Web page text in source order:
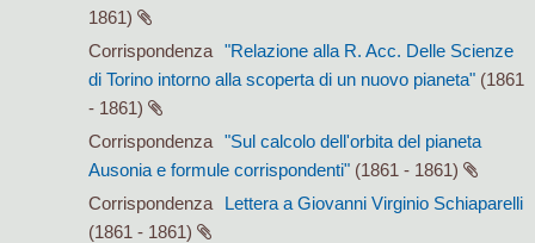
1861)
Corrispondenza
"Relazione alla R. Acc. Delle Scienze
di Torino intorno alla scoperta di un nuovo pianeta" (1861
- 1861)
Corrispondenza
"Sul calcolo dell'orbita del pianeta
Ausonia e formule corrispondenti" (1861 - 1861)
Corrispondenza
Lettera a Giovanni Virginio Schiaparelli
(1861 - 1861)